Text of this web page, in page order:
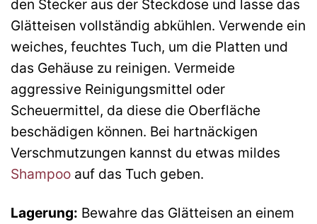
den Stecker aus der Steckdose und lasse das
Glätteisen vollständig abkühlen. Verwende ein
weiches, feuchtes Tuch, um die Platten und
das Gehäuse zu reinigen. Vermeide
aggressive Reinigungsmittel oder
Scheuermittel, da diese die Oberfläche
beschädigen können. Bei hartnäckigen
Verschmutzungen kannst du etwas mildes
Shampoo auf das Tuch geben.
Lagerung: Bewahre das Glätteisen an einem